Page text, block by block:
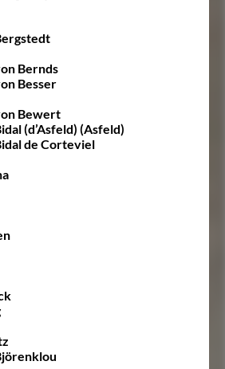
Bernds
Besser
Bewert
(d’Asfeld) (Asfeld)
de Corteviel